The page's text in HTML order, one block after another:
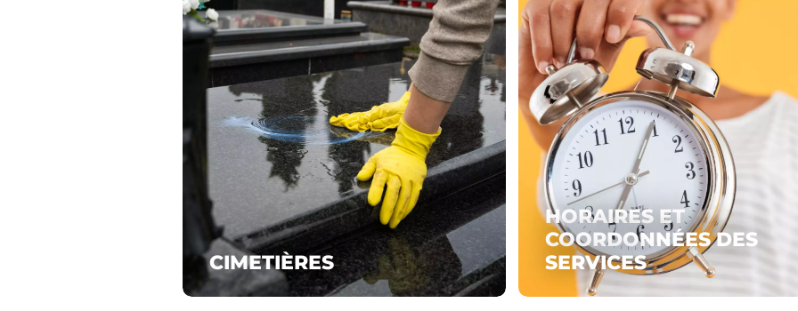
CIMETIÈRES
HORAIRES ET
COORDONNÉES DES
SERVICES